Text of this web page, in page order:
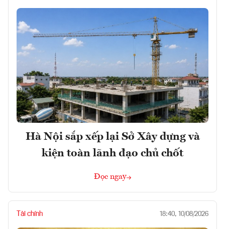
Hà Nội sắp xếp lại Sở Xây dựng và
kiện toàn lãnh đạo chủ chốt
Đọc ngay
Tài chính 18:40, 10/08/2026